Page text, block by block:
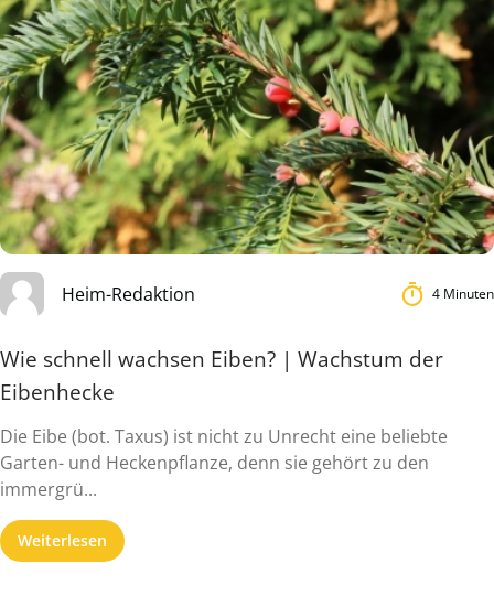
Heim-Redaktion 4 Minuten
Wie schnell wachsen Eiben? | Wachstum der
Eibenhecke
Die Eibe (bot. Taxus) ist nicht zu Unrecht eine beliebte
Garten- und Heckenpflanze, denn sie gehört zu den
immergrü...
Weiterlesen